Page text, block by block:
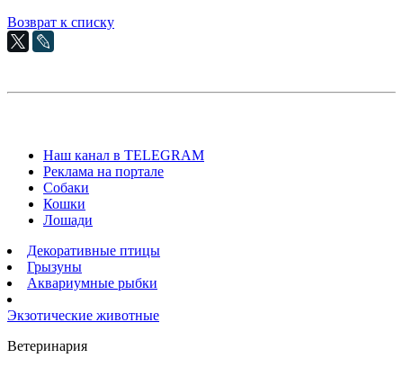
Возврат к списку
Наш канал в TELEGRAM
Реклама на портале
Собаки
Кошки
Лошади
Декоративные птицы
Грызуны
Аквариумные рыбки
Экзотические животные
Ветеринария